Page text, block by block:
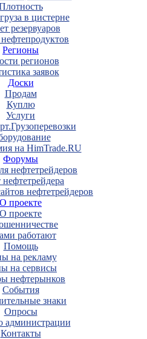
в цистерне
резервуаров
Регионы
регионов
заявок
Доски
Продам
Куплю
Услуги
на HimTrade.RU
Форумы
нефтетрейдеров
нефтетрейдеров
О проекте
О проекте
работают
Помощь
на рекламу
на сервисы
нефтерынков
События
знаки
Опросы
администрации
Контакты